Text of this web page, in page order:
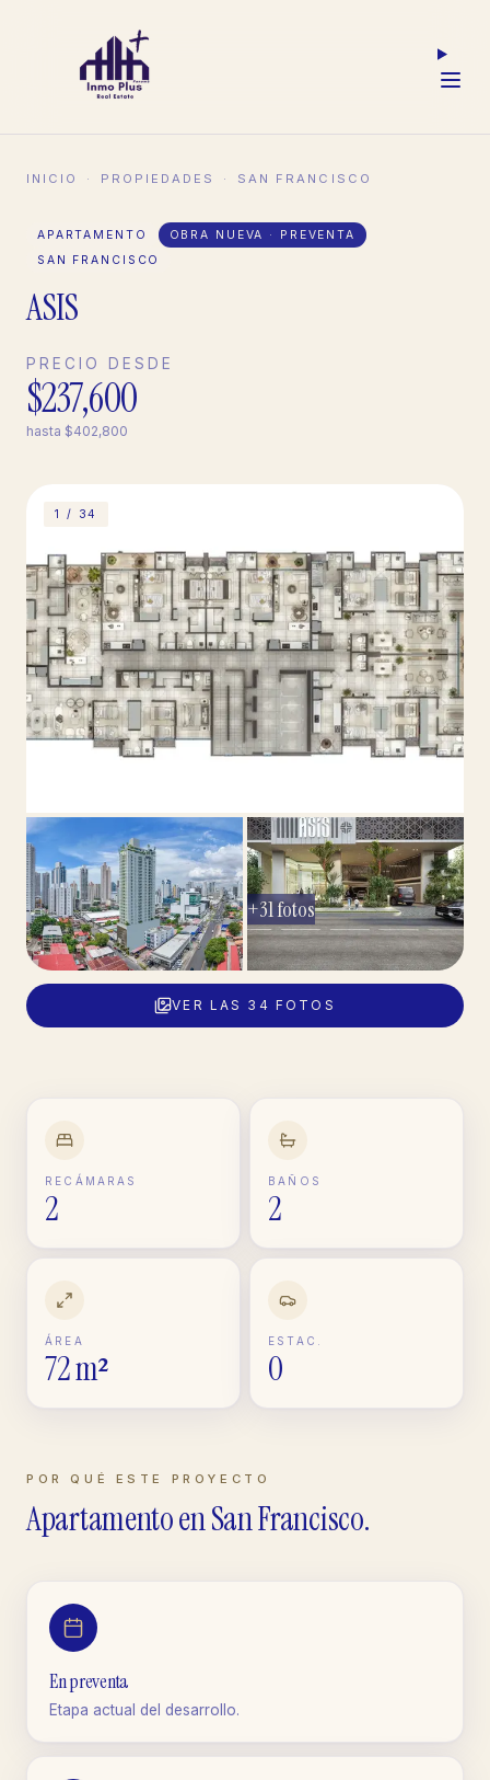
INICIO · PROPIEDADES · SAN FRANCISCO
APARTAMENTO
OBRA NUEVA · PREVENTA
SAN FRANCISCO
ASIS
PRECIO DESDE
$237,600
hasta $402,800
1 / 34
+31fotos
VER LAS 34 FOTOS
RECÁMARAS
2
BAÑOS
2
ÁREA
72 m²
ESTAC.
0
POR QUÉ ESTE PROYECTO
ApartamentoenSan Francisco.
En preventa
Etapa actual del desarrollo.